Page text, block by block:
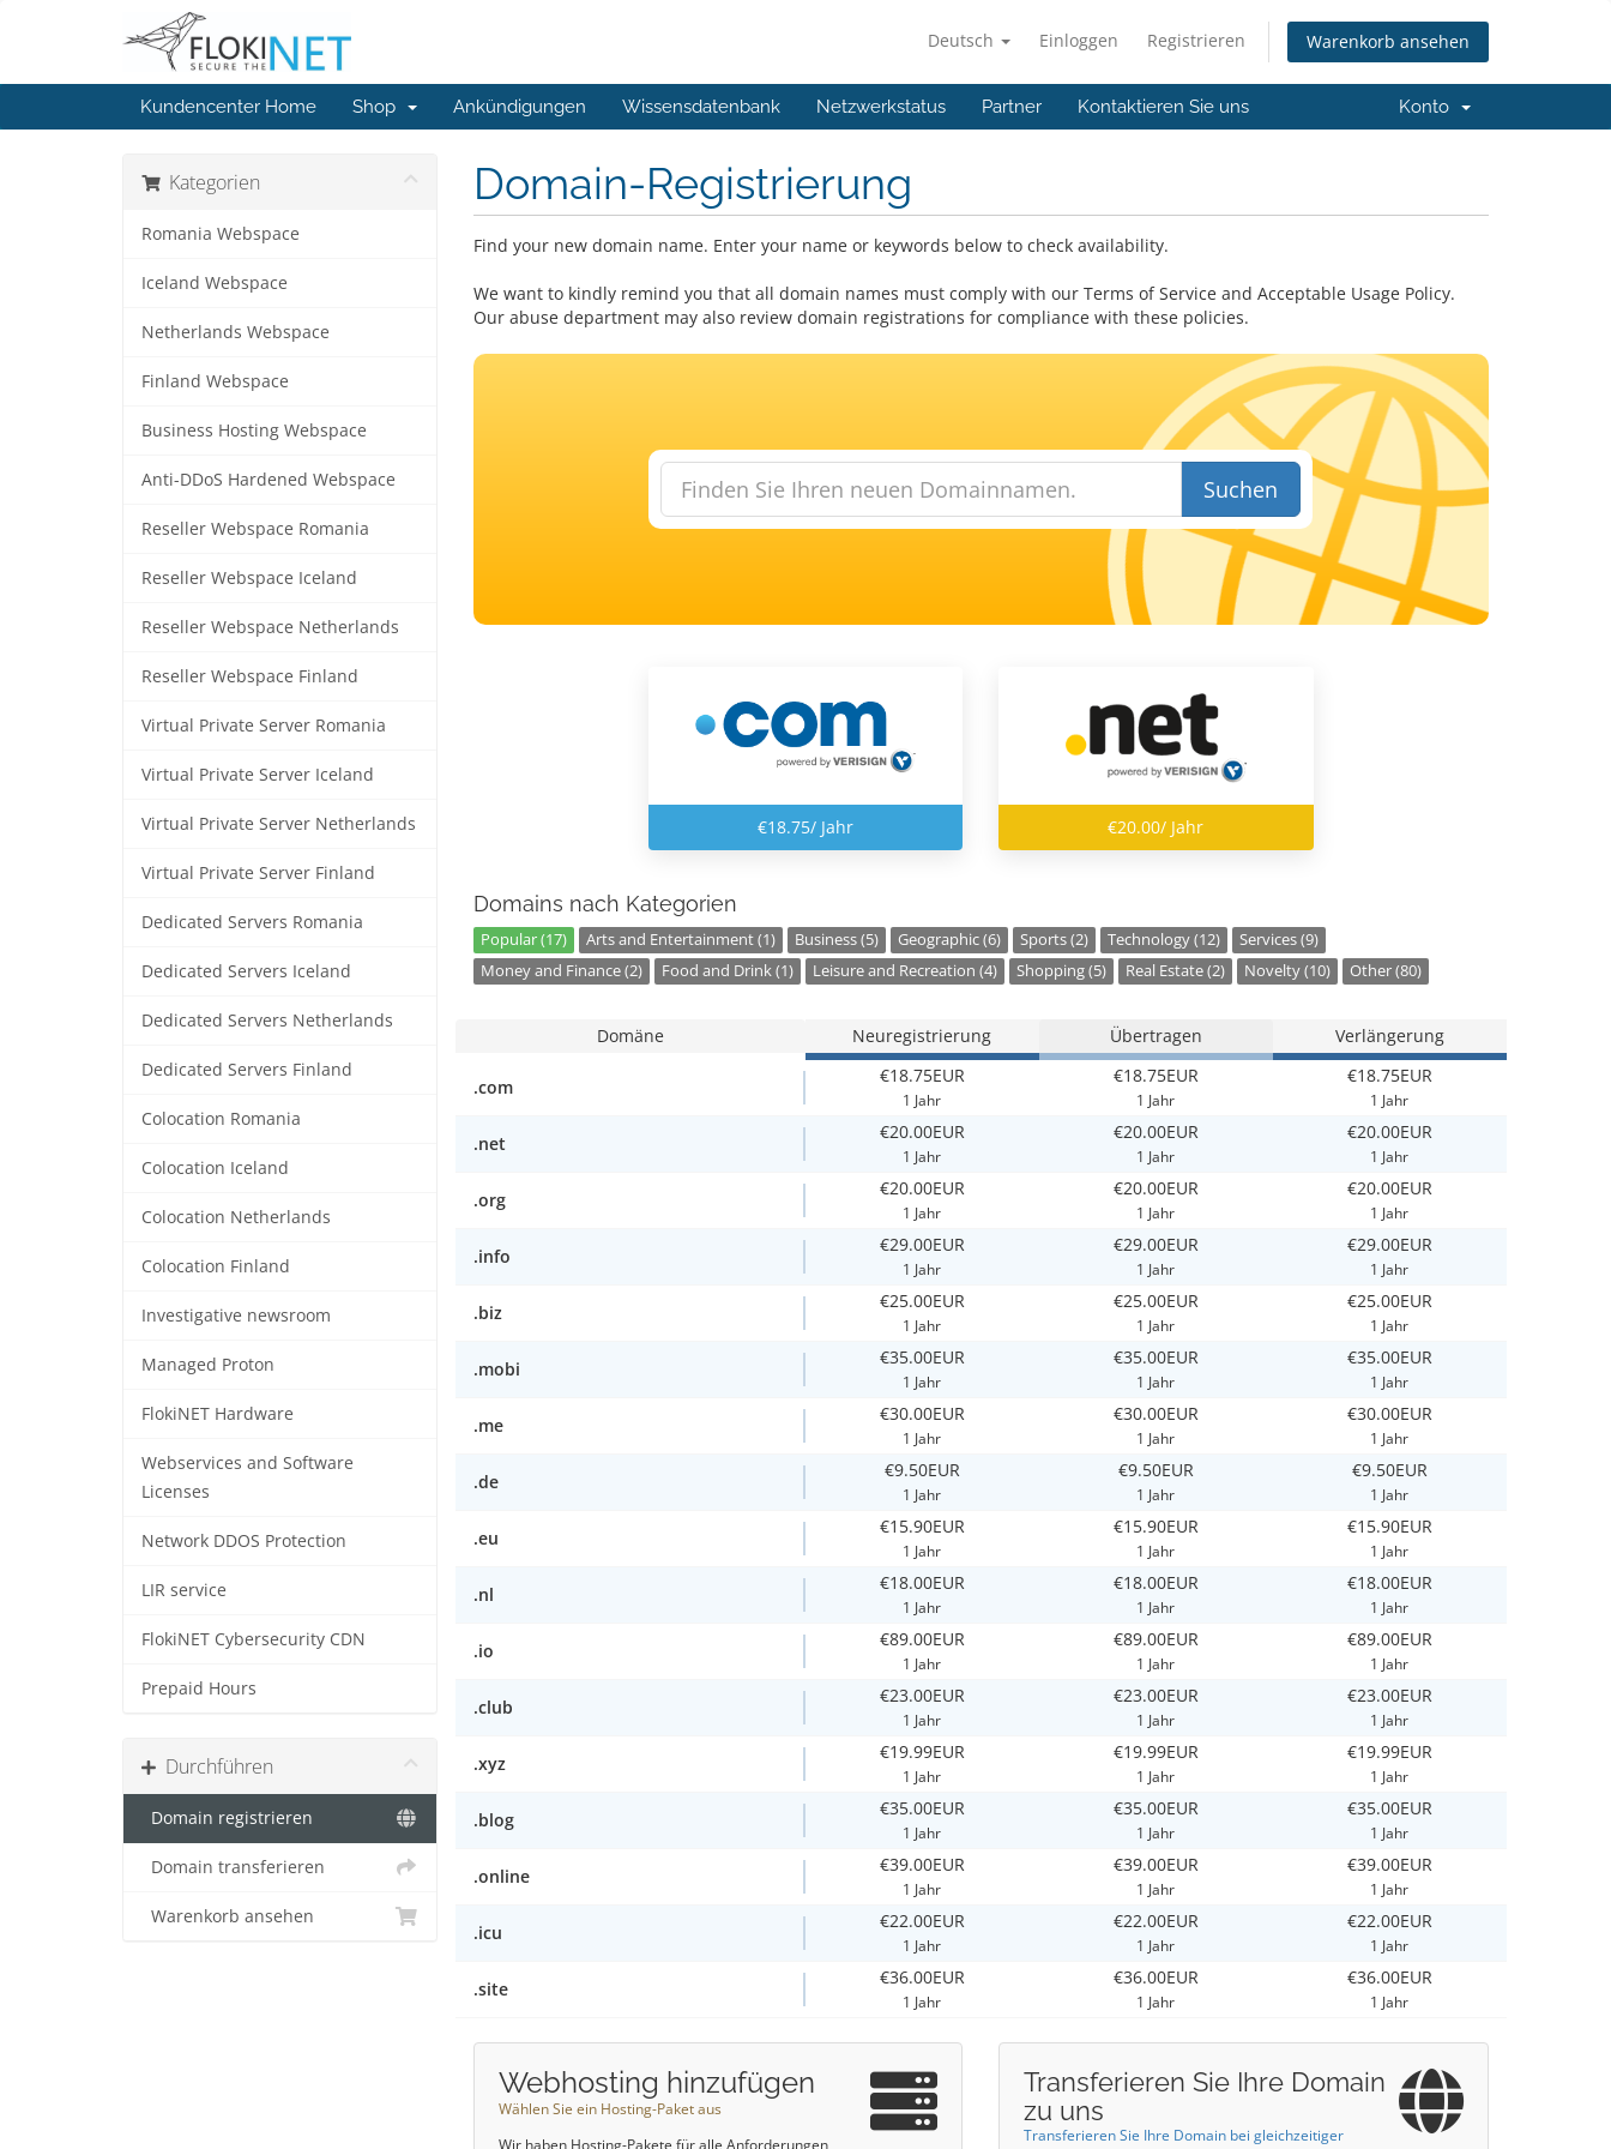
Deutsch Einloggen Registrieren Warenkorb ansehen
Kundencenter Home Shop Ankündigungen Wissensdatenbank Netzwerkstatus Partner Kontaktieren Sie uns Konto
Kategorien
Romania Webspace
Iceland Webspace
Netherlands Webspace
Finland Webspace
Business Hosting Webspace
Anti-DDoS Hardened Webspace
Reseller Webspace Romania
Reseller Webspace Iceland
Reseller Webspace Netherlands
Reseller Webspace Finland
Virtual Private Server Romania
Virtual Private Server Iceland
Virtual Private Server Netherlands
Virtual Private Server Finland
Dedicated Servers Romania
Dedicated Servers Iceland
Dedicated Servers Netherlands
Dedicated Servers Finland
Colocation Romania
Colocation Iceland
Colocation Netherlands
Colocation Finland
Investigative newsroom
Managed Proton
FlokiNET Hardware
Webservices and Software
Licenses
Network DDOS Protection
LIR service
FlokiNET Cybersecurity CDN
Prepaid Hours
Durchführen
Domain registrieren
Domain transferieren
Warenkorb ansehen
Domain-Registrierung
Find your new domain name. Enter your name or keywords below to check availability.
We want to kindly remind you that all domain names must comply with our Terms of Service and Acceptable Usage Policy.
Our abuse department may also review domain registrations for compliance with these policies.
Suchen
€18.75/ Jahr €20.00/ Jahr
Domains nach Kategorien
Popular (17) Arts and Entertainment (1) Business (5) Geographic (6) Sports (2) Technology (12)
Services (9)
Money and Finance (2)
Food and Drink (1) Leisure and Recreation (4) Shopping (5) Real Estate (2) Novelty (10) Other (80)
Domäne Neuregistrierung Übertragen Verlängerung
.com
€18.75EUR
1 Jahr
€18.75EUR
1 Jahr
€18.75EUR
1 Jahr
.net
€20.00EUR
1 Jahr
€20.00EUR
1 Jahr
€20.00EUR
1 Jahr
.org
€20.00EUR
1 Jahr
€20.00EUR
1 Jahr
€20.00EUR
1 Jahr
.info
€29.00EUR
1 Jahr
€29.00EUR
1 Jahr
€29.00EUR
1 Jahr
.biz
€25.00EUR
1 Jahr
€25.00EUR
1 Jahr
€25.00EUR
1 Jahr
.mobi
€35.00EUR
1 Jahr
€35.00EUR
1 Jahr
€35.00EUR
1 Jahr
.me
€30.00EUR
1 Jahr
€30.00EUR
1 Jahr
€30.00EUR
1 Jahr
.de
€9.50EUR
1 Jahr
€9.50EUR
1 Jahr
€9.50EUR
1 Jahr
.eu
€15.90EUR
1 Jahr
€15.90EUR
1 Jahr
€15.90EUR
1 Jahr
.nl
€18.00EUR
1 Jahr
€18.00EUR
1 Jahr
€18.00EUR
1 Jahr
.io
€89.00EUR
1 Jahr
€89.00EUR
1 Jahr
€89.00EUR
1 Jahr
.club
€23.00EUR
1 Jahr
€23.00EUR
1 Jahr
€23.00EUR
1 Jahr
.xyz
€19.99EUR
1 Jahr
€19.99EUR
1 Jahr
€19.99EUR
1 Jahr
.blog
€35.00EUR
1 Jahr
€35.00EUR
1 Jahr
€35.00EUR
1 Jahr
.online
€39.00EUR
1 Jahr
€39.00EUR
1 Jahr
€39.00EUR
1 Jahr
.icu
€22.00EUR
1 Jahr
€22.00EUR
1 Jahr
€22.00EUR
1 Jahr
.site
€36.00EUR
1 Jahr
€36.00EUR
1 Jahr
€36.00EUR
1 Jahr
Webhosting hinzufügen
Wählen Sie ein Hosting-Paket aus
Wir haben Hosting-Pakete für alle Anforderungen
Transferieren Sie Ihre Domain
zu uns
Transferieren Sie Ihre Domain bei gleichzeitiger